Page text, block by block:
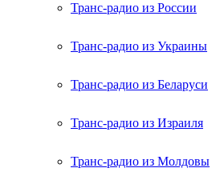
Транс-радио из России
Транс-радио из Украины
Транс-радио из Беларуси
Транс-радио из Израиля
Транс-радио из Молдовы